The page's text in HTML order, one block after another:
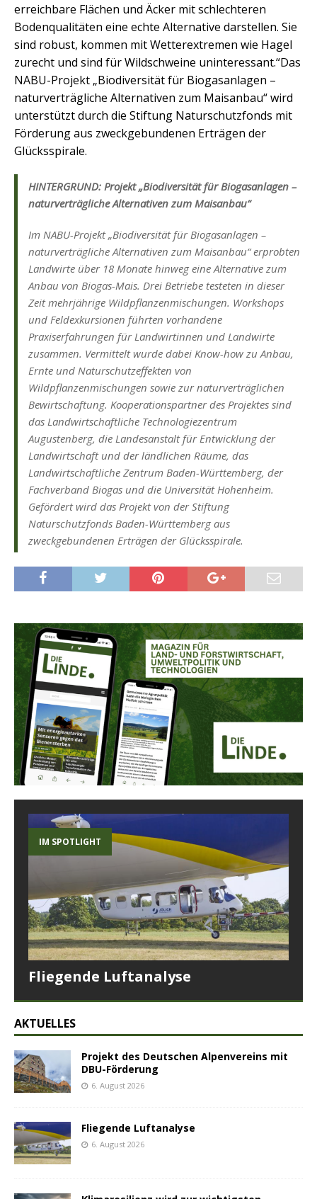
erreichbare Flächen und Äcker mit schlechteren
Bodenqualitäten eine echte Alternative darstellen. Sie
sind robust, kommen mit Wetterextremen wie Hagel
zurecht und sind für Wildschweine uninteressant.“Das
NABU-Projekt „Biodiversität für Biogasanlagen –
naturverträgliche Alternativen zum Maisanbau“ wird
unterstützt durch die Stiftung Naturschutzfonds mit
Förderung aus zweckgebundenen Erträgen der
Glücksspirale.
HINTERGRUND: Projekt „Biodiversität für Biogasanlagen –
naturverträgliche Alternativen zum Maisanbau“
Im NABU-Projekt „Biodiversität für Biogasanlagen –
naturverträgliche Alternativen zum Maisanbau“ erprobten
Landwirte über 18 Monate hinweg eine Alternative zum
Anbau von Biogas-Mais. Drei Betriebe testeten in dieser
Zeit mehrjährige Wildpflanzenmischungen. Workshops
und Feldexkursionen führten vorhandene
Praxiserfahrungen für Landwirtinnen und Landwirte
zusammen. Vermittelt wurde dabei Know-how zu Anbau,
Ernte und Naturschutzeffekten von
Wildpflanzenmischungen sowie zur naturverträglichen
Bewirtschaftung. Kooperationspartner des Projektes sind
das Landwirtschaftliche Technologiezentrum
Augustenberg, die Landesanstalt für Entwicklung der
Landwirtschaft und der ländlichen Räume, das
Landwirtschaftliche Zentrum Baden-Württemberg, der
Fachverband Biogas und die Universität Hohenheim.
Gefördert wird das Projekt von der Stiftung
Naturschutzfonds Baden-Württemberg aus
zweckgebundenen Erträgen der Glücksspirale.
IM SPOTLIGHT
Fliegende Luftanalyse
AKTUELLES
Projekt des Deutschen Alpenvereins mit
DBU-Förderung
6. August 2026
Fliegende Luftanalyse
6. August 2026